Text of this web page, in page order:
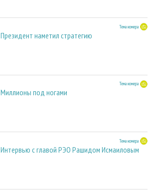
Тема номера
Президент наметил стратегию
Тема номера
Миллионы под ногами
Тема номера
Интервью с главой РЭО Рашидом Исмаиловым